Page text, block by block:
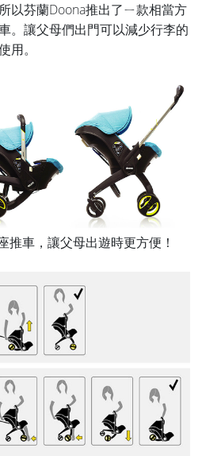
以芬蘭Doona推出了ㄧ款相當方
。讓父母們出門可以減少行李的
用。
車，讓父母出遊時更方便！